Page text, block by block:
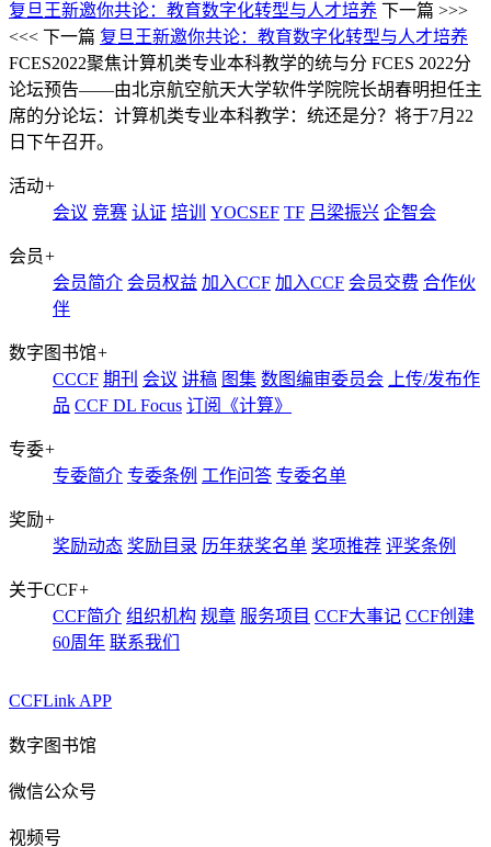
复旦王新邀你共论：教育数字化转型与人才培养
下一篇 >>>
<<< 下一篇 复旦王新邀你共论：教育数字化转型与人才培养
FCES2022聚焦计算机类专业本科教学的统与分 FCES 2022分
论坛预告——由北京航空航天大学软件学院院长胡春明担任主
席的分论坛：计算机类专业本科教学：统还是分？将于7月22
日下午召开。
活动+
会议 竞赛 认证 培训 YOCSEF TF 吕梁振兴 企智会
会员+
会员简介 会员权益 加入CCF 加入CCF 会员交费 合作伙
伴
数字图书馆+
CCCF 期刊 会议 讲稿 图集 数图编审委员会 上传/发布作
品 CCF DL Focus 订阅《计算》
专委+
专委简介 专委条例 工作问答 专委名单
奖励+
奖励动态 奖励目录 历年获奖名单 奖项推荐 评奖条例
关于CCF+
CCF简介 组织机构 规章 服务项目 CCF大事记 CCF创建
60周年 联系我们
CCFLink APP
数字图书馆
微信公众号
视频号